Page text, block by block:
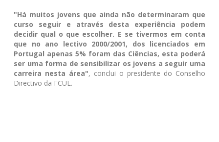
"Há muitos jovens que ainda não determinaram que
curso seguir e através desta experiência podem
decidir qual o que escolher. E se tivermos em conta
que no ano lectivo 2000/2001, dos licenciados em
Portugal apenas 5% foram das Ciências, esta poderá
ser uma forma de sensibilizar os jovens a seguir uma
carreira nesta área", conclui o presidente do Conselho
Directivo da FCUL.